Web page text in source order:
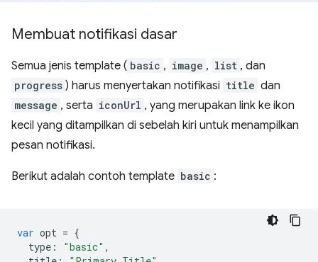
Membuat notifikasi dasar
Semua jenis template ( basic , image , list , dan
progress ) harus menyertakan notifikasi title dan
message , serta iconUrl , yang merupakan link ke ikon
kecil yang ditampilkan di sebelah kiri untuk menampilkan
pesan notifikasi.
Berikut adalah contoh template basic :
var opt = {
type : "basic" ,